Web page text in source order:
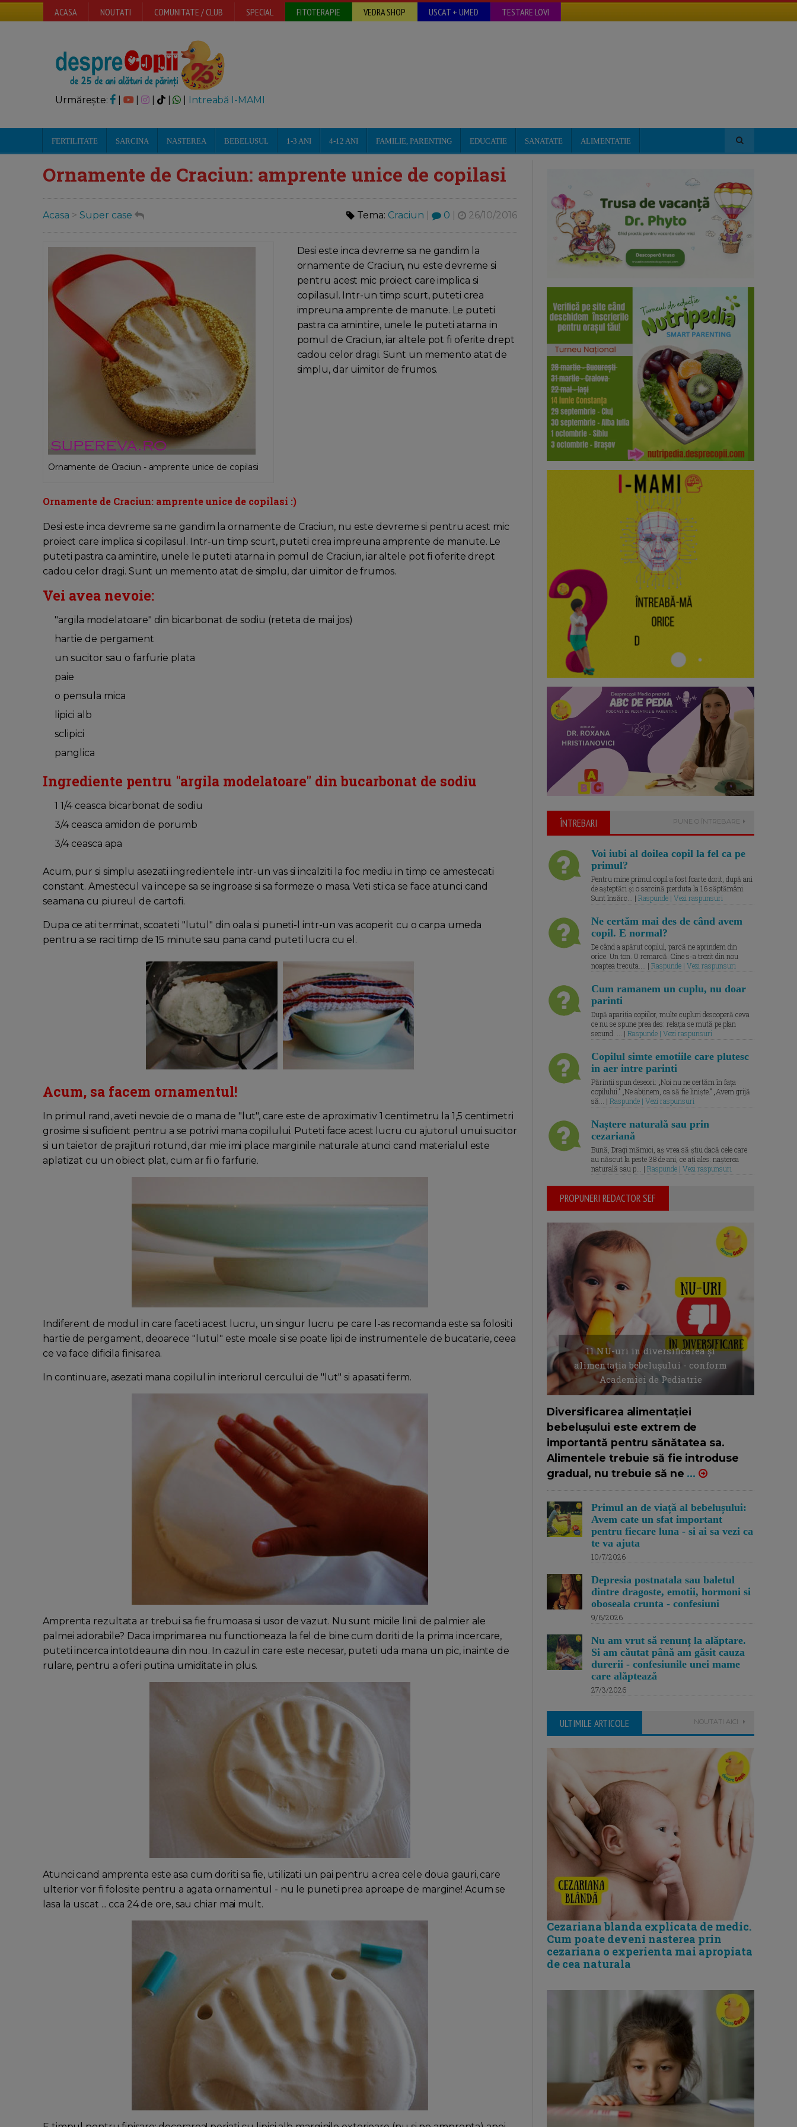
ACASA NOUTATI COMUNITATE / CLUB SPECIAL FITOTERAPIE VEDRA SHOP USCAT + UMED TESTARE LOVI
Urmărește: | | Intreabă I-MAMI
FERTILITATE SARCINA NASTEREA BEBELUSUL 1-3 ANI 4-12 ANI FAMILIE, PARENTING EDUCATIE SANATATE ALIMENTATIE
Ornamente de Craciun: amprente unice de copilasi
Acasa > Super case Tema: Craciun 0 26/10/2016
Ornamente de Craciun - amprente unice de copilasi
Desi este inca devreme sa ne gandim la
ornamente de Craciun, nu este devreme si
pentru acest mic proiect care implica si
copilasul. Intr-un timp scurt, puteti crea
impreuna amprente de manute. Le puteti
pastra ca amintire, unele le puteti atarna in
pomul de Craciun, iar altele pot fi oferite drept
cadou celor dragi. Sunt un memento atat de
simplu, dar uimitor de frumos.
Ornamente de Craciun: amprente unice de copilasi :)
Desi este inca devreme sa ne gandim la ornamente de Craciun, nu este devreme si pentru acest mic
proiect care implica si copilasul. Intr-un timp scurt, puteti crea impreuna amprente de manute. Le
puteti pastra ca amintire, unele le puteti atarna in pomul de Craciun, iar altele pot fi oferite drept
cadou celor dragi. Sunt un memento atat de simplu, dar uimitor de frumos.
Vei avea nevoie:
"argila modelatoare" din bicarbonat de sodiu (reteta de mai jos)
hartie de pergament
un sucitor sau o farfurie plata
paie
o pensula mica
lipici alb
sclipici
panglica
Ingrediente pentru "argila modelatoare" din bucarbonat de sodiu
1 1/4 ceasca bicarbonat de sodiu
3/4 ceasca amidon de porumb
3/4 ceasca apa
Acum, pur si simplu asezati ingredientele intr-un vas si incalziti la foc mediu in timp ce amestecati
constant. Amestecul va incepe sa se ingroase si sa formeze o masa. Veti sti ca se face atunci cand
seamana cu piureul de cartofi.
Dupa ce ati terminat, scoateti "lutul" din oala si puneti-l intr-un vas acoperit cu o carpa umeda
pentru a se raci timp de 15 minute sau pana cand puteti lucra cu el.
Acum, sa facem ornamentul!
In primul rand, aveti nevoie de o mana de "lut", care este de aproximativ 1 centimetru la 1,5 centimetri
grosime si suficient pentru a se potrivi mana copilului. Puteti face acest lucru cu ajutorul unui sucitor
si un taietor de prajituri rotund, dar mie imi place marginile naturale atunci cand materialul este
aplatizat cu un obiect plat, cum ar fi o farfurie.
Indiferent de modul in care faceti acest lucru, un singur lucru pe care l-as recomanda este sa folositi
hartie de pergament, deoarece "lutul" este moale si se poate lipi de instrumentele de bucatarie, ceea
ce va face dificila finisarea.
In continuare, asezati mana copilul in interiorul cercului de "lut" si apasati ferm.
Amprenta rezultata ar trebui sa fie frumoasa si usor de vazut. Nu sunt micile linii de palmier ale
palmei adorabile? Daca imprimarea nu functioneaza la fel de bine cum doriti de la prima incercare,
puteti incerca intotdeauna din nou. In cazul in care este necesar, puteti uda mana un pic, inainte de
rulare, pentru a oferi putina umiditate in plus.
Atunci cand amprenta este asa cum doriti sa fie, utilizati un pai pentru a crea cele doua gauri, care
ulterior vor fi folosite pentru a agata ornamentul - nu le puneti prea aproape de margine! Acum se
lasa la uscat ... cca 24 de ore, sau chiar mai mult.
ÎNTREBARI PUNE O ÎNTREBARE
Voi iubi al doilea copil la fel ca pe
primul?
Pentru mine primul copil a fost foarte dorit, după ani
de așteptări și o sarcină pierduta la 16 săptămâni.
Sunt însărc... | Raspunde | Vezi raspunsuri
Ne certăm mai des de când avem
copil. E normal?
De când a apărut copilul, parcă ne aprindem din
orice. Un ton. O remarcă. Cine s-a trezit din nou
noaptea trecuta.... | Raspunde | Vezi raspunsuri
Cum ramanem un cuplu, nu doar
parinti
După apariția copiilor, multe cupluri descoperă ceva
ce nu se spune prea des: relația se mută pe plan
secund. ... | Raspunde | Vezi raspunsuri
Copilul simte emotiile care plutesc
in aer intre parinti
Părinții spun deseori: „Noi nu ne certăm în fața
copilului.” „Ne abținem, ca să fie liniște.” „Avem grijă
să... | Raspunde | Vezi raspunsuri
Naștere naturală sau prin
cezariană
Bună, Dragi mămici, aș vrea să știu dacă cele care
au născut la peste 38 de ani, ce ați ales: nașterea
naturală sau p... | Raspunde | Vezi raspunsuri
PROPUNERI REDACTOR SEF
11 NU-uri in diversificarea și
alimentația bebelușului - conform
Academiei de Pediatrie
Diversificarea alimentației
bebelușului este extrem de
importantă pentru sănătatea sa.
Alimentele trebuie să fie introduse
gradual, nu trebuie să ne ...
Primul an de viață al bebelușului:
Avem cate un sfat important
pentru fiecare luna - si ai sa vezi ca
te va ajuta
10/7/2026
Depresia postnatala sau baletul
dintre dragoste, emotii, hormoni si
oboseala crunta - confesiuni
9/6/2026
Nu am vrut să renunț la alăptare.
Si am căutat până am găsit cauza
durerii - confesiunile unei mame
care alăptează
27/3/2026
ULTIMILE ARTICOLE NOUTATI AICI
Cezariana blanda explicata de medic.
Cum poate deveni nasterea prin
cezariana o experienta mai apropiata
de cea naturala